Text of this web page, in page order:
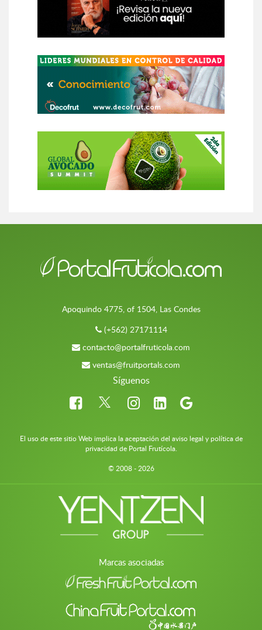
Apoquindo 4775, of 1504, Las Condes
(+562) 27171114
contacto@portalfruticola.com
ventas@fruitportals.com
Síguenos
El uso de este sitio Web implica la aceptación del aviso legal y política de
privacidad de Portal Frutícola.
© 2008 - 2026
Marcas asociadas